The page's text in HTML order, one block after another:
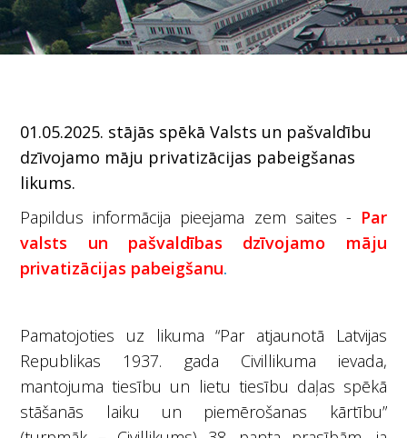
01.05.2025. stājās spēkā Valsts un pašvaldību
dzīvojamo māju privatizācijas pabeigšanas
likums.
Papildus informācija pieejama zem saites - Par
valsts un pašvaldības dzīvojamo māju
privatizācijas pabeigšanu.
Pamatojoties uz likuma “Par atjaunotā Latvijas
Republikas 1937. gada Civillikuma ievada,
mantojuma tiesību un lietu tiesību daļas spēkā
stāšanās laiku un piemērošanas kārtību”